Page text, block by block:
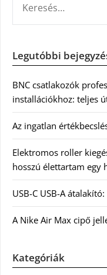
Legutóbbi
BNC csatlakozók
installációkhoz: teljes
Az ingatlan
Elektromos roller
hosszú élettartam egy
USB-C USB-A
A Nike Air Max cipő
Kategóriák